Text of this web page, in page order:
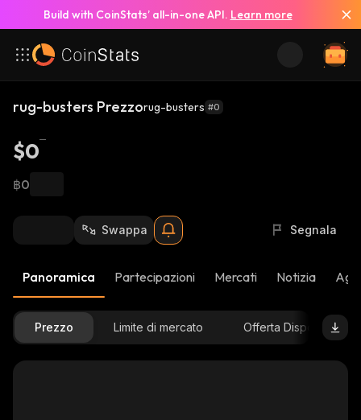
Build with CoinStats’ all-in-one API. Learn more
rug-busters Prezzorug-busters #0
$0
฿0
Swappa Segnala
Panoramica Partecipazioni Mercati Notizia
Prezzo Limite di mercato Offerta Disponibile